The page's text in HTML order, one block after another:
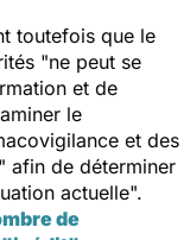
toutefois que le
"ne peut se
et de
le
et des
" afin de déterminer
actuelle".
de